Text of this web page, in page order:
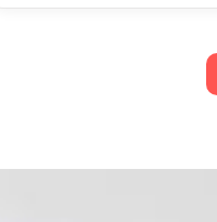
projets immobiliers.